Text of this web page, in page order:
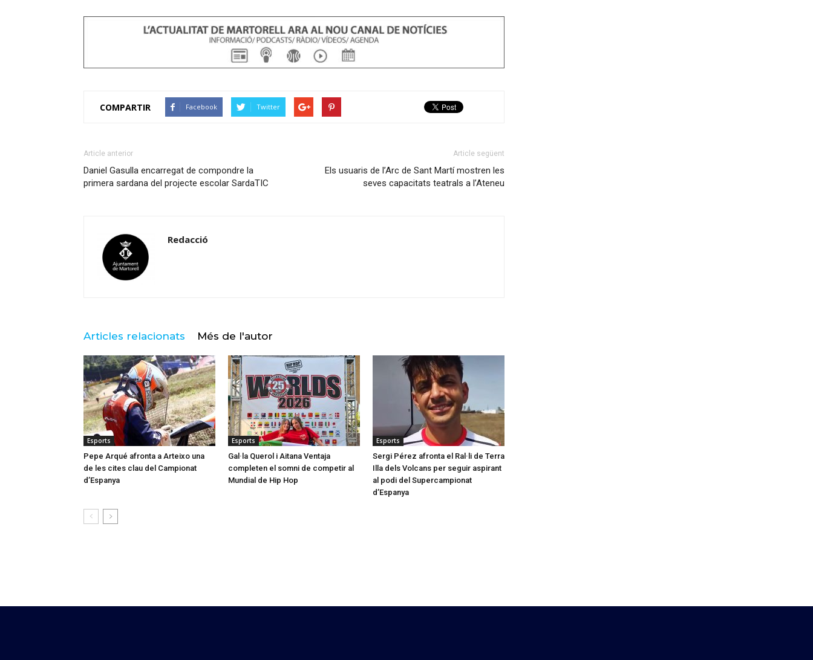
COMPARTIR Facebook Twitter
Article anterior
Daniel Gasulla encarregat de compondre la
primera sardana del projecte escolar SardaTIC
Article següent
Els usuaris de l’Arc de Sant Martí mostren les
seves capacitats teatrals a l’Ateneu
Redacció
Articles relacionats Més de l'autor
Esports
Pepe Arqué afronta a Arteixo una
de les cites clau del Campionat
d’Espanya
Esports
Gal·la Querol i Aitana Ventaja
completen el somni de competir al
Mundial de Hip Hop
Esports
Sergi Pérez afronta el Ral·li de Terra
Illa dels Volcans per seguir aspirant
al podi del Supercampionat
d’Espanya